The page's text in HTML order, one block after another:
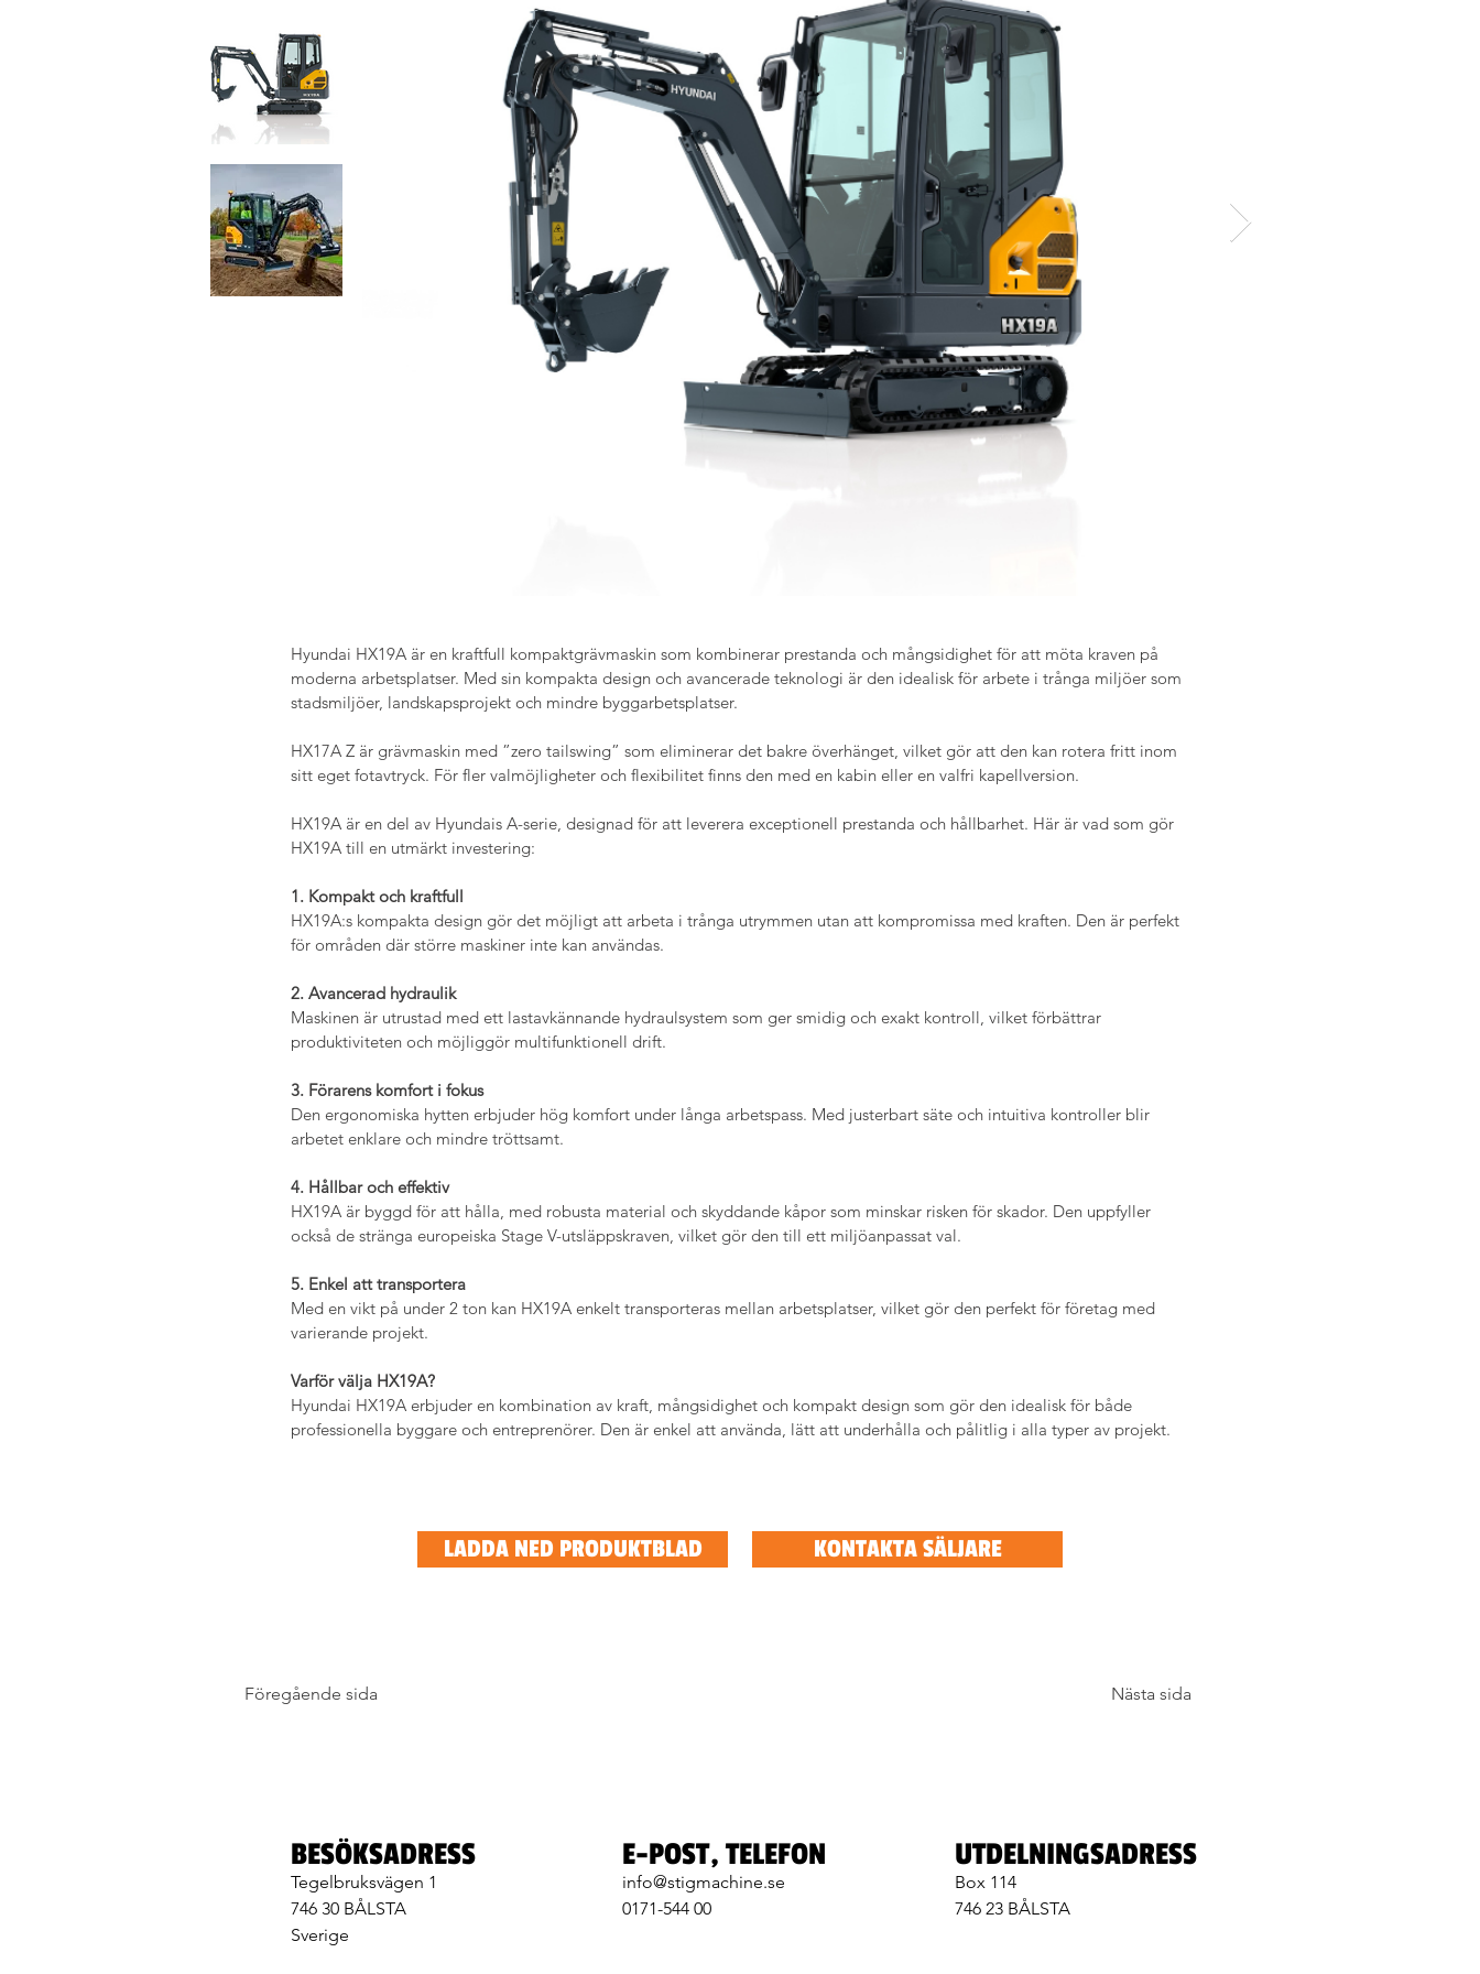
Hyundai HX19A är en kraftfull kompaktgrävmaskin som kombinerar prestanda och mångsidighet för att möta kraven på
moderna arbetsplatser. Med sin kompakta design och avancerade teknologi är den idealisk för arbete i trånga miljöer som
stadsmiljöer, landskapsprojekt och mindre byggarbetsplatser.
HX17A Z är grävmaskin med ”zero tailswing” som eliminerar det bakre överhänget, vilket gör att den kan rotera fritt inom
sitt eget fotavtryck. För fler valmöjligheter och flexibilitet finns den med en kabin eller en valfri kapellversion.
HX19A är en del av Hyundais A-serie, designad för att leverera exceptionell prestanda och hållbarhet. Här är vad som gör
HX19A till en utmärkt investering:
1. Kompakt och kraftfull
HX19A:s kompakta design gör det möjligt att arbeta i trånga utrymmen utan att kompromissa med kraften. Den är perfekt
för områden där större maskiner inte kan användas.
2. Avancerad hydraulik
Maskinen är utrustad med ett lastavkännande hydraulsystem som ger smidig och exakt kontroll, vilket förbättrar
produktiviteten och möjliggör multifunktionell drift.
3. Förarens komfort i fokus
Den ergonomiska hytten erbjuder hög komfort under långa arbetspass. Med justerbart säte och intuitiva kontroller blir
arbetet enklare och mindre tröttsamt.
4. Hållbar och effektiv
HX19A är byggd för att hålla, med robusta material och skyddande kåpor som minskar risken för skador. Den uppfyller
också de stränga europeiska Stage V-utsläppskraven, vilket gör den till ett miljöanpassat val.
5. Enkel att transportera
Med en vikt på under 2 ton kan HX19A enkelt transporteras mellan arbetsplatser, vilket gör den perfekt för företag med
varierande projekt.
Varför välja HX19A?
Hyundai HX19A erbjuder en kombination av kraft, mångsidighet och kompakt design som gör den idealisk för både
professionella byggare och entreprenörer. Den är enkel att använda, lätt att underhålla och pålitlig i alla typer av projekt.
LADDA NED PRODUKTBLAD KONTAKTA SÄLJARE
Föregående sida Nästa sida
BESÖKSADRESS
Tegelbruksvägen 1
746 30 BÅLSTA
Sverige
E-POST, TELEFON
info@stigmachine.se
0171-544 00
UTDELNINGSADRESS
Box 114
746 23 BÅLSTA